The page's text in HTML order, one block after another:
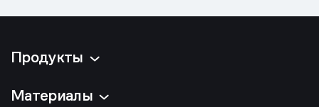
Продукты
Материалы